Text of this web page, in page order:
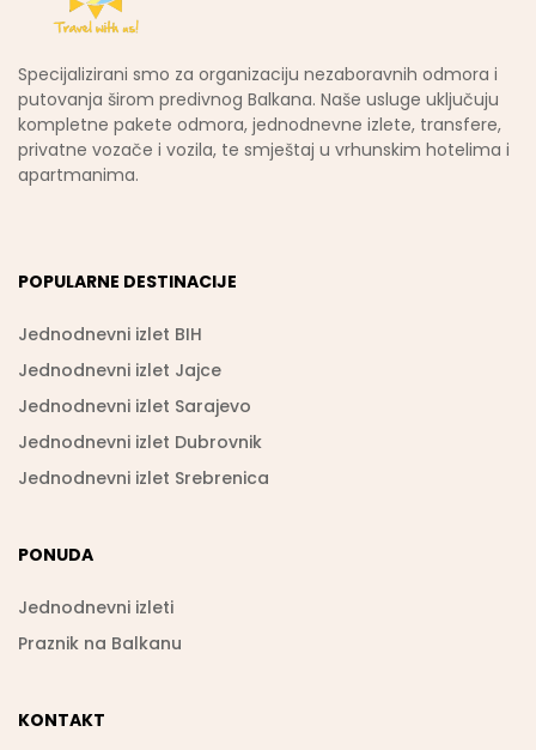
Specijalizirani smo za organizaciju nezaboravnih odmora i
putovanja širom predivnog Balkana. Naše usluge uključuju
kompletne pakete odmora, jednodnevne izlete, transfere,
privatne vozače i vozila, te smještaj u vrhunskim hotelima i
apartmanima.
POPULARNE DESTINACIJE
Jednodnevni izlet BIH
Jednodnevni izlet Jajce
Jednodnevni izlet Sarajevo
Jednodnevni izlet Dubrovnik
Jednodnevni izlet Srebrenica
PONUDA
Jednodnevni izleti
Praznik na Balkanu
KONTAKT